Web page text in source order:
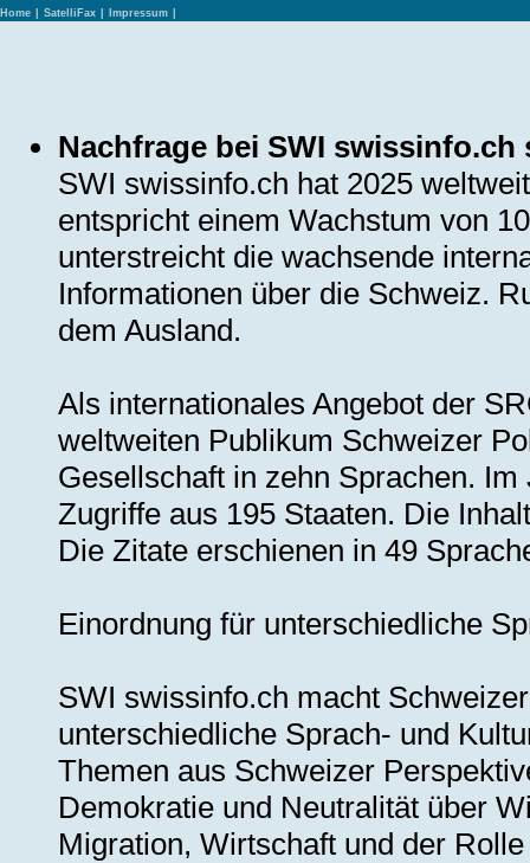
Home SatelliFax Impressum
Nachfrage bei SWI swissinfo.ch
SWI swissinfo.ch hat 2025
entspricht einem Wachstum von
unterstreicht die wachsende
Informationen über die Schweiz.
dem Ausland.
Als internationales Angebot der
weltweiten Publikum Schweizer
Gesellschaft in zehn Sprachen.
Zugriffe aus 195 Staaten. Die
Die Zitate erschienen in 49
Einordnung für unterschiedliche
SWI swissinfo.ch macht
unterschiedliche Sprach- und
Themen aus Schweizer
Demokratie und Neutralität über
Migration, Wirtschaft und der